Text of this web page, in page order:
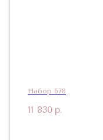
Набор 678
11 830 р.